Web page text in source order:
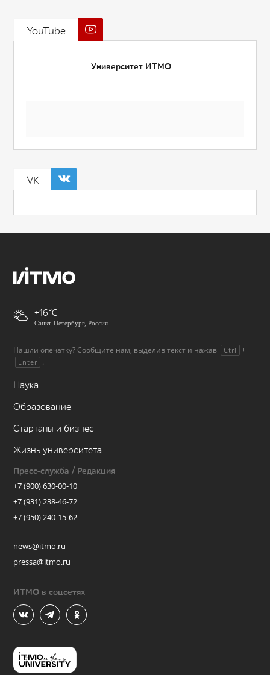
YouTube
Университет ИТМО
VK
+16
Санкт-Петербург, Россия
Нашли опечатку? Сообщите нам, выделив текст и нажав Ctrl +
Enter .
Наука
Образование
Стартапы и бизнес
Жизнь университета
Пресс-служба / Редакция
+7 (900) 630-00-10
+7 (931) 238-46-72
+7 (950) 240-15-62
news@itmo.ru
pressa@itmo.ru
ИТМО в соцсетях